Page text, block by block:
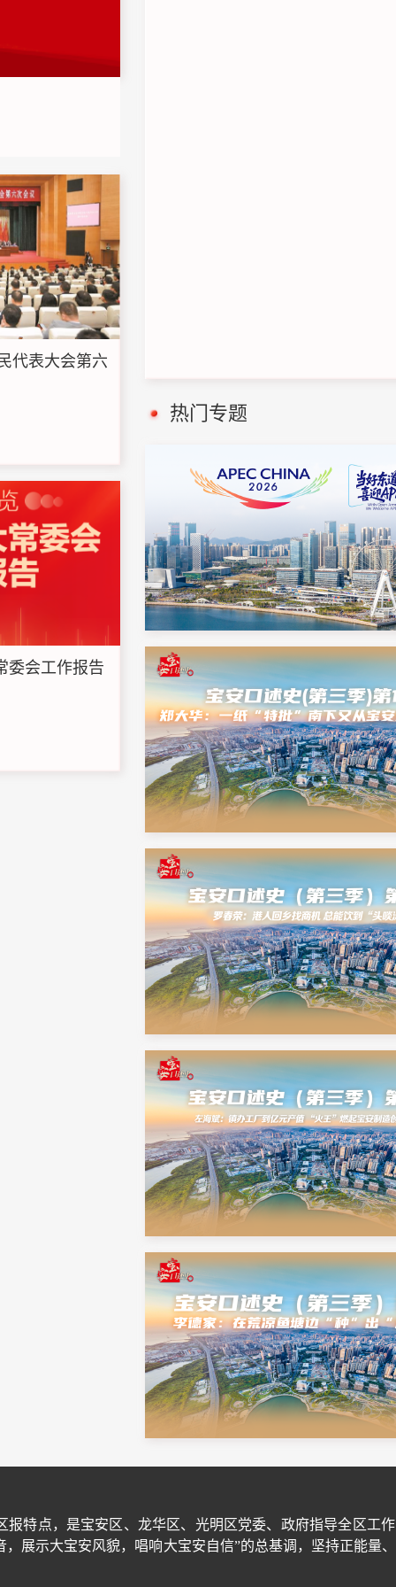
代表大会第六
委会工作报告
热门专题
特点，是宝安区、龙华区、光明区党委、政府指导全区工
展示大宝安风貌，唱响大宝安自信”的总基调，坚持正能量